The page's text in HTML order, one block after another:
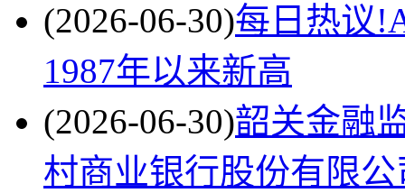
(2026-06-30)每日热议
1987年以来新高
(2026-06-30)韶关金融
村商业银行股份有限